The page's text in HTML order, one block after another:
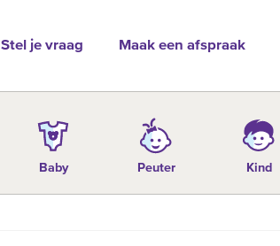
Stel je vraag Maak een afspraak
Baby Peuter Kind